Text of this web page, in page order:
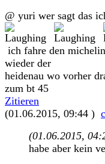
@ yuri wer sagt das
ich fahre den
wieder der
heidenau wo vorher
zum bt 45
Zitieren
(01.06.2015, 09:44 )
(01.06.2015,
habe aber kein